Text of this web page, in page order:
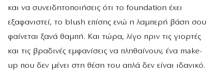
και να συνειδητοποιήσεις ότι το foundation έχει
εξαφανιστεί, το blush επίσης ενώ η λαμπερή βάση σου
φαίνεται ξανά θαμπή. Και τώρα, λίγο πριν τις γιορτές
και τις βραδινές εμφανίσεις να πληθαίνουν, ένα make-
up που δεν μένει στη θέση του απλά δεν είναι ιδανικό.